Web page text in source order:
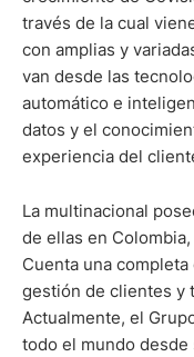
través de la cual
con amplias y
van desde las
automático e
datos y el
experiencia del
La multinacional
de ellas en
Cuenta una
gestión de clientes y
Actualmente, el
todo el mundo